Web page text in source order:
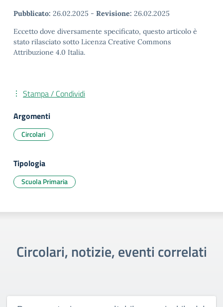
Pubblicato: 26.02.2025 - Revisione: 26.02.2025
Eccetto dove diversamente specificato, questo articolo è
stato rilasciato sotto Licenza Creative Commons
Attribuzione 4.0 Italia.
Stampa / Condividi
Argomenti
Circolari
Tipologia
Scuola Primaria
Circolari, notizie, eventi correlati